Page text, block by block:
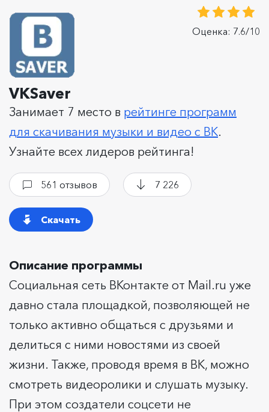
VKSaver
Оценка: 7.6/10
Занимает 7 место в рейтинге программ
для скачивания музыки и видео с ВК.
Узнайте всех лидеров рейтинга!
561 отзывов 7 226
Скачать
Описание программы
Социальная сеть ВКонтакте от Mail.ru уже
давно стала площадкой, позволяющей не
только активно общаться с друзьями и
делиться с ними новостями из своей
жизни. Также, проводя время в ВК, можно
смотреть видеоролики и слушать музыку.
При этом создатели соцсети не